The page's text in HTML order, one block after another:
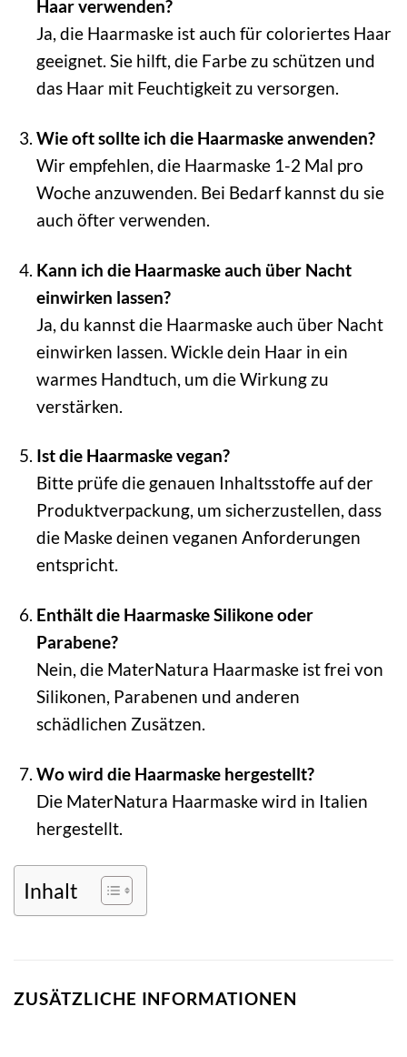
Haar verwenden?
Ja, die Haarmaske ist auch für coloriertes Haar
geeignet. Sie hilft, die Farbe zu schützen und
das Haar mit Feuchtigkeit zu versorgen.
Wie oft sollte ich die Haarmaske anwenden?
Wir empfehlen, die Haarmaske 1-2 Mal pro
Woche anzuwenden. Bei Bedarf kannst du sie
auch öfter verwenden.
Kann ich die Haarmaske auch über Nacht
einwirken lassen?
Ja, du kannst die Haarmaske auch über Nacht
einwirken lassen. Wickle dein Haar in ein
warmes Handtuch, um die Wirkung zu
verstärken.
Ist die Haarmaske vegan?
Bitte prüfe die genauen Inhaltsstoffe auf der
Produktverpackung, um sicherzustellen, dass
die Maske deinen veganen Anforderungen
entspricht.
Enthält die Haarmaske Silikone oder
Parabene?
Nein, die MaterNatura Haarmaske ist frei von
Silikonen, Parabenen und anderen
schädlichen Zusätzen.
Wo wird die Haarmaske hergestellt?
Die MaterNatura Haarmaske wird in Italien
hergestellt.
Inhalt
ZUSÄTZLICHE INFORMATIONEN